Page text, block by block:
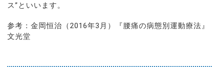
ス”といいます。
参考：金岡恒治（2016年3月）『腰痛の病態別運動療法』
文光堂